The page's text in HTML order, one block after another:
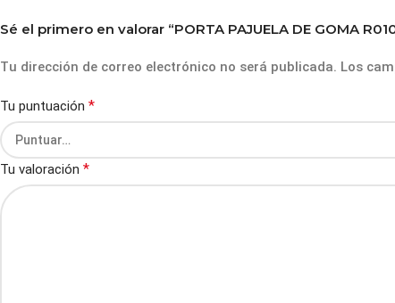
Sé el primero en valorar “PORTA PAJUELA DE GOMA
Tu dirección de correo electrónico no será publicada. Los
Tu puntuación *
Tu valoración *